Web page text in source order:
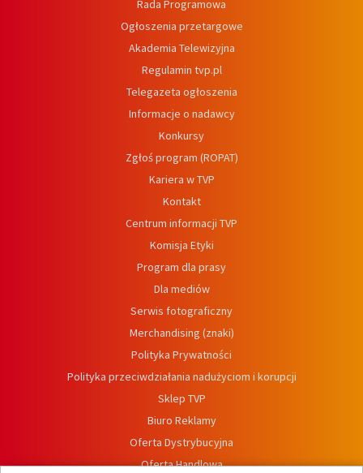
Rada Programowa
Ogłoszenia przetargowe
Akademia Telewizyjna
Regulamin tvp.pl
Telegazeta ogłoszenia
Informacje o nadawcy
Konkursy
Zgłoś program (ROPAT)
Kariera w TVP
Kontakt
Centrum informacji TVP
Komisja Etyki
Program dla prasy
Dla mediów
Serwis fotograficzny
Merchandising (znaki)
Polityka Prywatności
Polityka przeciwdziałania nadużyciom i korupcji
Sklep TVP
Biuro Reklamy
Oferta Dystrybucyjna
Oferta Handlowa